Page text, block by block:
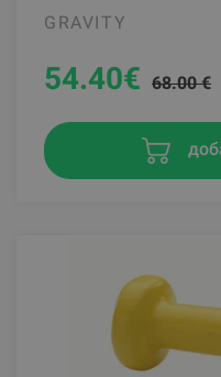
GRAVITY
54.40€ 68.00 €